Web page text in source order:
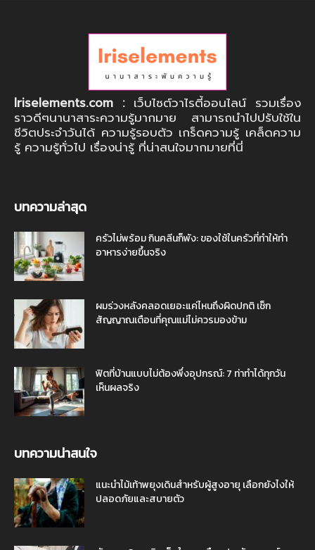
Iriselements.com : เว็บไซต์วาไรตี้ออนไลน์ รวมเรื่อง
ราวดีๆนานาสาระความรู้มากมาย สามารถนำไปปรับใช้ใน
ชีวิตประจำวันได้ ความรู้รอบตัว เกร็ดความรู้ เคล็ดความ
รู้ ความรู้ทั่วไป เรื่องน่ารู้ ที่น่าสนใจมากมายที่นี่
บทความล่าสุด
ครัวไม่พร้อม กินคลีนก็พัง: ของใช้ในครัวที่ทำให้ทำ
อาหารง่ายขึ้นจริง
ผมร่วงหลังคลอดเยอะแค่ไหนถึงผิดปกติ เช็ก
สัญญาณเตือนที่คุณแม่ไม่ควรมองข้าม
ฟิตที่บ้านแบบไม่ต้องพึ่งอุปกรณ์: 7 ท่าทำได้ทุกวัน
เห็นผลจริง
บทความน่าสนใจ
แนะนำไม้เท้าพยุงเดินสำหรับผู้สูงอายุ เลือกยังไงให้
ปลอดภัยและสบายตัว